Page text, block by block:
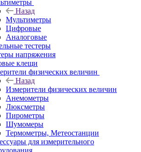
Назад
Мультиметры
Цифровые
Аналоговые
тестеры
напряжения
клещи
физических величин
Назад
Измерители физических величин
Анемометры
Люксметры
Пирометры
Шумомеры
Термометры, Метеостанции
для измерительного